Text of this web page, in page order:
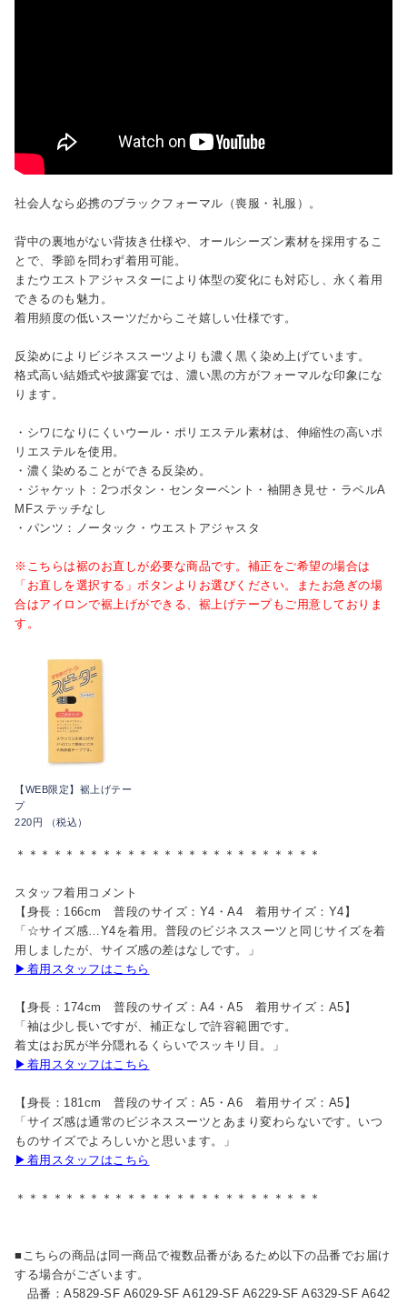
社会人なら必携のブラックフォーマル（喪服・礼服）。
背中の裏地がない背抜き仕様や、オールシーズン素材を採用するこ
とで、季節を問わず着用可能。
またウエストアジャスターにより体型の変化にも対応し、永く着用
できるのも魅力。
着用頻度の低いスーツだからこそ嬉しい仕様です。
反染めによりビジネススーツよりも濃く黒く染め上げています。
格式高い結婚式や披露宴では、濃い黒の方がフォーマルな印象にな
ります。
・シワになりにくいウール・ポリエステル素材は、伸縮性の高いポ
リエステルを使用。
・濃く染めることができる反染め。
・ジャケット：2つボタン・センターベント・袖開き見せ・ラペルA
MFステッチなし
・パンツ：ノータック・ウエストアジャスタ
※こちらは裾のお直しが必要な商品です。補正をご希望の場合は
「お直しを選択する」ボタンよりお選びください。またお急ぎの場
合はアイロンで裾上げができる、裾上げテープもご用意しておりま
す。
【WEB限定】裾上げテー
プ
220円 （税込）
＊＊＊＊＊＊＊＊＊＊＊＊＊＊＊＊＊＊＊＊＊＊＊＊＊
スタッフ着用コメント
【身長：166cm 普段のサイズ：Y4・A4 着用サイズ：Y4】
「☆サイズ感…Y4を着用。普段のビジネススーツと同じサイズを着
用しましたが、サイズ感の差はなしです。」
▶着用スタッフはこちら
【身長：174cm 普段のサイズ：A4・A5 着用サイズ：A5】
「袖は少し長いですが、補正なしで許容範囲です。
着丈はお尻が半分隠れるくらいでスッキリ目。」
▶着用スタッフはこちら
【身長：181cm 普段のサイズ：A5・A6 着用サイズ：A5】
「サイズ感は通常のビジネススーツとあまり変わらないです。いつ
ものサイズでよろしいかと思います。」
▶着用スタッフはこちら
＊＊＊＊＊＊＊＊＊＊＊＊＊＊＊＊＊＊＊＊＊＊＊＊＊
■こちらの商品は同一商品で複数品番があるため以下の品番でお届け
する場合がございます。
品番：A5829-SF A6029-SF A6129-SF A6229-SF A6329-SF A642